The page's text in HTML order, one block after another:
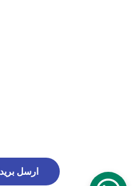
ارسل